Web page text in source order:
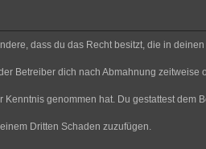
dass du das Recht besitzt, die in
Betreiber dich nach Abmahnung zeitweise
genommen hat. Du gestattest dem
Dritten Schaden zuzufügen.